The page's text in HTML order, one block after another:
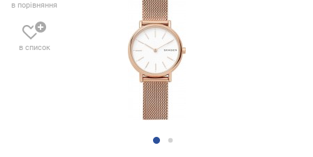
в порівняння
в список